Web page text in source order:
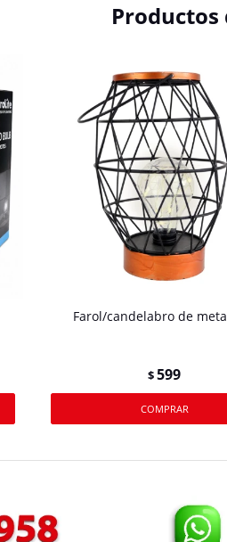
Farol/candelabro de
$599